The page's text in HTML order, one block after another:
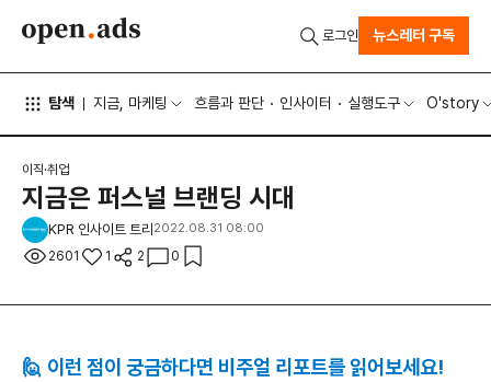
탐색 지금, 마케팅 흐름과 판단 인사이터 실행도구 O'story
로그인 뉴스레터 구독
이직·취업
지금은 퍼스널 브랜딩 시대
KPR 인사이트 트리 2022.08.31 08:00
2601 1 2 0
🙋 이런 점이 궁금하다면 비주얼 리포트를 읽어보세요!